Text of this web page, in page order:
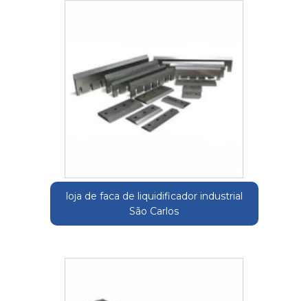
loja de faca de liquidificador industrial
São Carlos